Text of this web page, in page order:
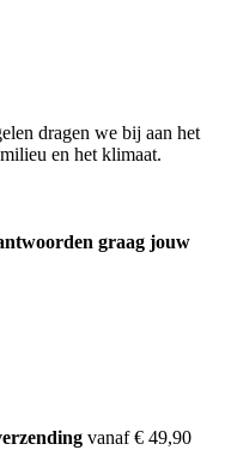
dragen we bij aan het
en het klimaat.
graag jouw
vanaf € 49,90